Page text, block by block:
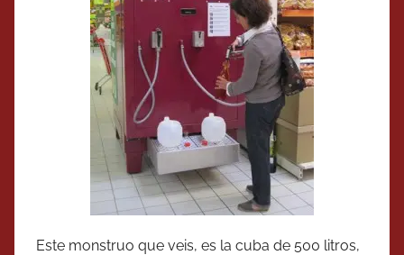
Este monstruo que veis, es la cuba de 500 litros,